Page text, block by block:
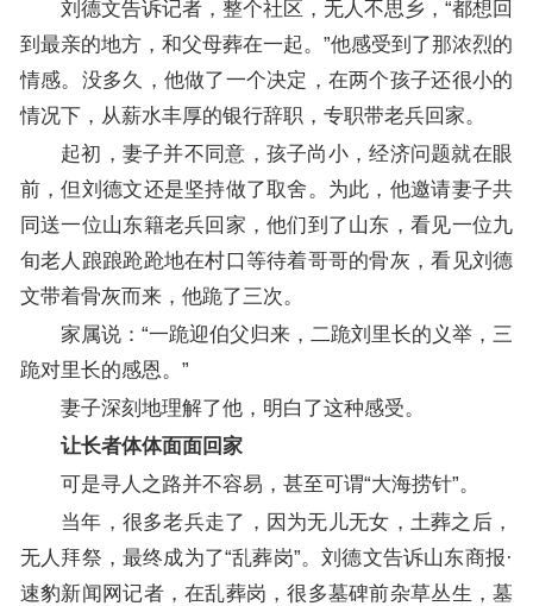
刘德文告诉记者，整个社区，无人不思乡，“都想回
到最亲的地方，和父母葬在一起。”他感受到了那浓烈的
情感。没多久，他做了一个决定，在两个孩子还很小的
情况下，从薪水丰厚的银行辞职，专职带老兵回家。
起初，妻子并不同意，孩子尚小，经济问题就在眼
前，但刘德文还是坚持做了取舍。为此，他邀请妻子共
同送一位山东籍老兵回家，他们到了山东，看见一位九
旬老人踉踉跄跄地在村口等待着哥哥的骨灰，看见刘德
文带着骨灰而来，他跪了三次。
家属说：“一跪迎伯父归来，二跪刘里长的义举，三
跪对里长的感恩。”
妻子深刻地理解了他，明白了这种感受。
让长者体体面面回家
可是寻人之路并不容易，甚至可谓“大海捞针”。
当年，很多老兵走了，因为无儿无女，土葬之后，
无人拜祭，最终成为了“乱葬岗”。刘德文告诉山东商报·
速豹新闻网记者，在乱葬岗，很多墓碑前杂草丛生，墓